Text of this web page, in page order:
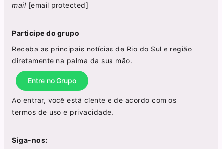
mail [email protected]
Participe do grupo
Receba as principais notícias de Rio do Sul e região
diretamente na palma da sua mão.
Entre no Grupo
Ao entrar, você está ciente e de acordo com os
termos de uso e privacidade.
Siga-nos: